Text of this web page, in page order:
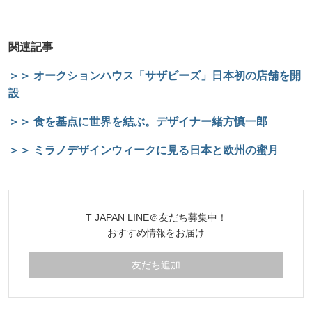
関連記事
＞＞ オークションハウス「サザビーズ」日本初の店舗を開
設
＞＞ 食を基点に世界を結ぶ。デザイナー緒方慎一郎
＞＞ ミラノデザインウィークに見る日本と欧州の蜜月
T JAPAN LINE＠友だち募集中！
おすすめ情報をお届け
友だち追加